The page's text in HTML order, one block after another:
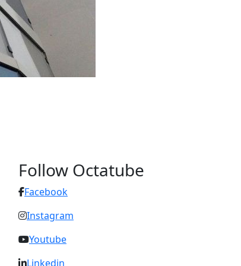
Follow Octatube
Facebook
Instagram
Youtube
Linkedin